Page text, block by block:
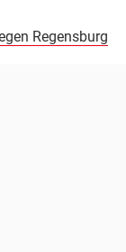
Regensburg